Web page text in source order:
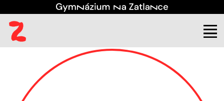
Třídy 4. U (aktuální)